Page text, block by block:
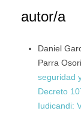
autor/a
Daniel
Parra
seguridad
Decreto
Iudicandi: